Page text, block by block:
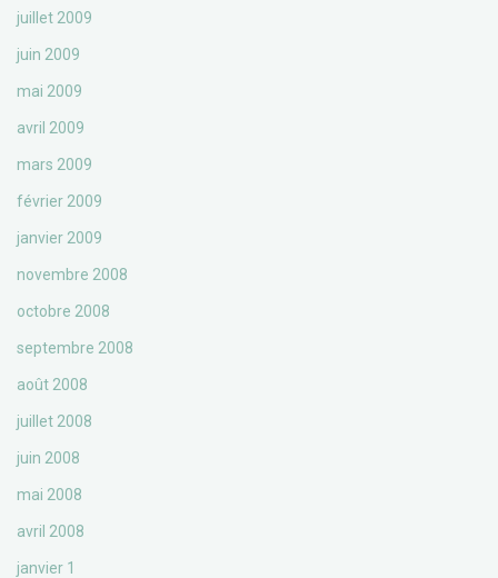
juillet 2009
juin 2009
mai 2009
avril 2009
mars 2009
février 2009
janvier 2009
novembre 2008
octobre 2008
septembre 2008
août 2008
juillet 2008
juin 2008
mai 2008
avril 2008
janvier 1